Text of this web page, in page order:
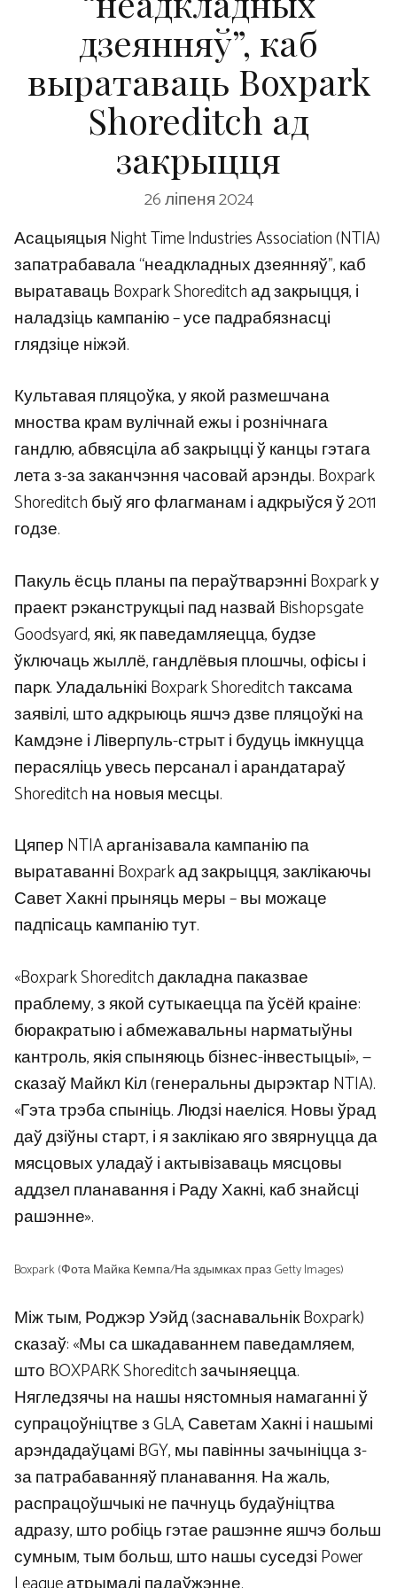
дзеянняў”, каб
выратаваць Boxpark
Shoreditch ад
закрыцця
26 ліпеня 2024
Асацыяцыя Night Time Industries Association (NTIA)
запатрабавала “неадкладных дзеянняў”, каб
выратаваць Boxpark Shoreditch ад закрыцця, і
наладзіць кампанію – усе падрабязнасці
глядзіце ніжэй.
Культавая пляцоўка, у якой размешчана
мноства крам вулічнай ежы і рознічнага
гандлю, абвясціла аб закрыцці ў канцы гэтага
лета з-за заканчэння часовай арэнды. Boxpark
Shoreditch быў яго флагманам і адкрыўся ў 2011
годзе.
Пакуль ёсць планы па пераўтварэнні Boxpark у
праект рэканструкцыі пад назвай Bishopsgate
Goodsyard, які, як паведамляецца, будзе
ўключаць жыллё, гандлёвыя плошчы, офісы і
парк. Уладальнікі Boxpark Shoreditch таксама
заявілі, што адкрыюць яшчэ дзве пляцоўкі на
Камдэне і Ліверпуль-стрыт і будуць імкнуцца
перасяліць увесь персанал і арандатараў
Shoreditch на новыя месцы.
Цяпер NTIA арганізавала кампанію па
выратаванні Boxpark ад закрыцця, заклікаючы
Савет Хакні прыняць меры – вы можаце
падпісаць кампанію тут.
«Boxpark Shoreditch дакладна паказвае
праблему, з якой сутыкаецца па ўсёй краіне:
бюракратыю і абмежавальны нарматыўны
кантроль, якія спыняюць бізнес-інвестыцыі», —
сказаў Майкл Кіл (генеральны дырэктар NTIA).
«Гэта трэба спыніць. Людзі наеліся. Новы ўрад
даў дзіўны старт, і я заклікаю яго звярнуцца да
мясцовых уладаў і актывізаваць мясцовы
аддзел планавання і Раду Хакні, каб знайсці
рашэнне».
Boxpark (Фота Майка Кемпа/На здымках праз Getty Images)
Між тым, Роджэр Уэйд (заснавальнік Boxpark)
сказаў: «Мы са шкадаваннем паведамляем,
што BOXPARK Shoreditch зачыняецца.
Нягледзячы на ​​​​нашы нястомныя намаганні ў
супрацоўніцтве з GLA, Саветам Хакні і нашымі
арэндадаўцамі BGY, мы павінны зачыніцца з-
за патрабаванняў планавання. На жаль,
распрацоўшчыкі не пачнуць будаўніцтва
адразу, што робіць гэтае рашэнне яшчэ больш
сумным, тым больш, што нашы суседзі Power